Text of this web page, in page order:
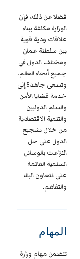
فضلا عن ذلك، فإن
الوزارة مكلفة ببناء
علاقات ودية قوية
بين سلطنة عمان
ومختلف الدول في
جميع أنحاء العالم.
وتسعى جاهدة إلى
خدمة قضايا الأمن
والسلم الدوليين
والتنمية الاقتصادية
من خلال تشجيع
الدول على حل
النزاعات بالوسائل
السلمية القائمة
على التعاون البناء
والتفاهم.
المهام
تتضمن مهام وزارة